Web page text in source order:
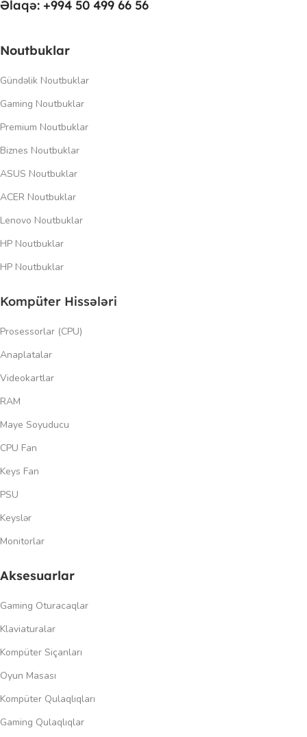
Əlaqə: +994 50 499 66 56
Noutbuklar
Gündəlik Noutbuklar
Gaming Noutbuklar
Premium Noutbuklar
Biznes Noutbuklar
ASUS Noutbuklar
ACER Noutbuklar
Lenovo Noutbuklar
HP Noutbuklar
HP Noutbuklar
Kompüter Hissələri
Prosessorlar (CPU)
Anaplatalar
Videokartlar
RAM
Maye Soyuducu
CPU Fan
Keys Fan
PSU
Keyslər
Monitorlar
Aksesuarlar
Gaming Oturacaqlar
Klaviaturalar
Kompüter Siçanları
Oyun Masası
Kompüter Qulaqlıqları
Gaming Qulaqlıqlar